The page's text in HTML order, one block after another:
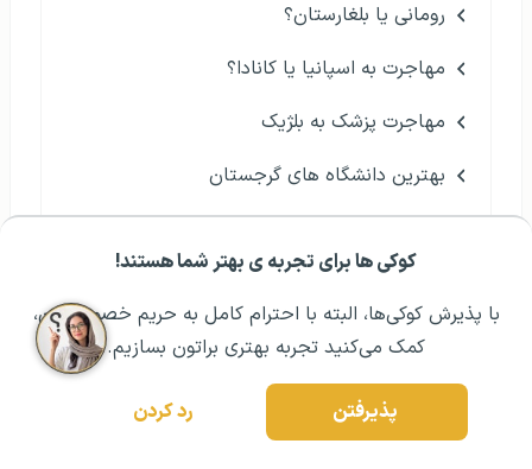
کوکی ها برای تجربه ی بهتر شما هستند!
با پذیرش کوکی‌ها، البته با احترام کامل به حریم خصوصیتون،
کمک می‌کنید تجربه بهتری براتون بسازیم.
پذیرفتن رد کردن
مشــاوره اولیه رایگان: ۰۲۱ ۴۳۰۰۰ ۰۲۱ رزرو مشاوره تخصصی
رومانی یا بلغارستان؟
مهاجرت به اسپانیا یا کانادا؟
مهاجرت پزشک به بلژیک
بهترین دانشگاه های گرجستان
دوره زبان در سوئیس
هلند یا کانادا؟
آزمون زبان آلمانی گوته (GOETHE)
رشته هنر در آلمان